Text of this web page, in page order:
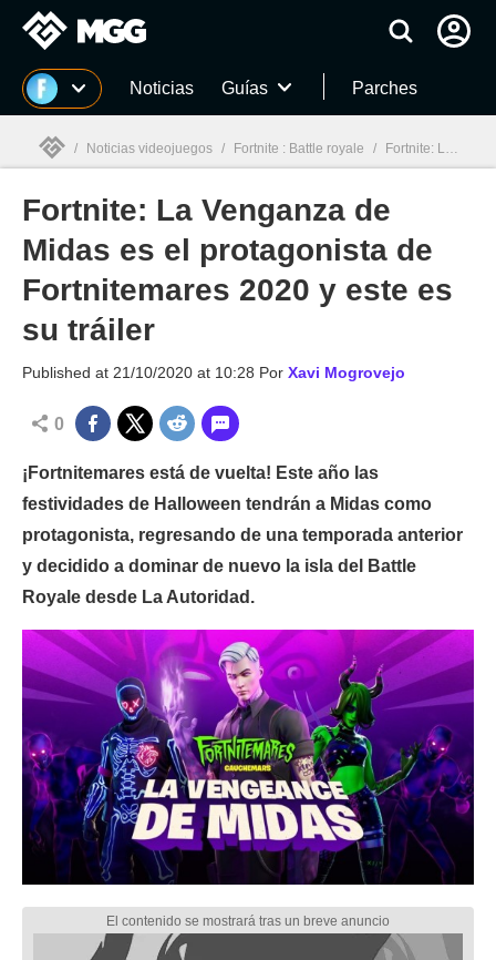
MGG Noticias Guías Parches
MGG
/ Noticias videojuegos / Fortnite : Battle royale / Fortnite: La Venganza de Midas es el protagonista de Fortnitemares 2020 y este es su tráiler
Fortnite: La Venganza de
Midas es el protagonista de
Fortnitemares 2020 y este es
su tráiler
Published at 21/10/2020 at 10:28 Por Xavi Mogrovejo
0
¡Fortnitemares está de vuelta! Este año las
festividades de Halloween tendrán a Midas como
protagonista, regresando de una temporada anterior
y decidido a dominar de nuevo la isla del Battle
Royale desde La Autoridad.